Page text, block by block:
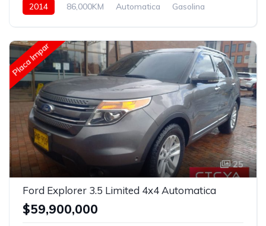
2014 86,000KM Automatica
Gasolina
Placa Impar
25
Ford Explorer 3.5 Limited 4x4 Automatica
$59,900,000